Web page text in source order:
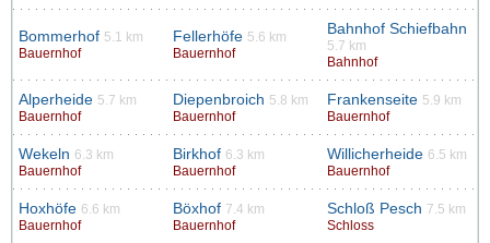
Bommerhof 5.1 km
Bauernhof
Fellerhöfe 5.6 km
Bauernhof
Bahnhof Schiefbahn
5.7 km
Bahnhof
Alperheide 5.7 km
Bauernhof
Diepenbroich 5.8 km
Bauernhof
Frankenseite 5.9 km
Bauernhof
Wekeln 6.3 km
Bauernhof
Birkhof 6.3 km
Bauernhof
Willicherheide 6.5 km
Bauernhof
Hoxhöfe 6.6 km
Bauernhof
Böxhof 7.4 km
Bauernhof
Schloß Pesch 7.5 km
Schloss